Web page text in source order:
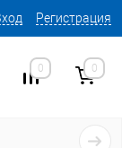
Регистрация
0 0